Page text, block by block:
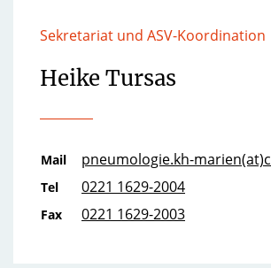
Sekretariat und ASV-Koordination
Heike Tursas
Mail pneumologie.kh-
Tel 0221 1629-2004
Fax 0221 1629-2003